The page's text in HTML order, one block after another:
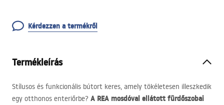
Kérdezzen a termékről
Termékleírás
Stílusos és funkcionális bútort keres, amely tökéletesen illeszkedik
egy otthonos enteriőrbe? A REA mosdóval ellátott fürdőszobai